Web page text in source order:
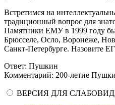
Встретимся на
традиционный вопрос для
Памятники ЕМУ в 1999 году
Брюсселе, Осло, Воронеже,
Санкт-Петербурге. Назовите
Ответ: Пушкин
Комментарий: 200-летие
ВЕРСИЯ ДЛЯ